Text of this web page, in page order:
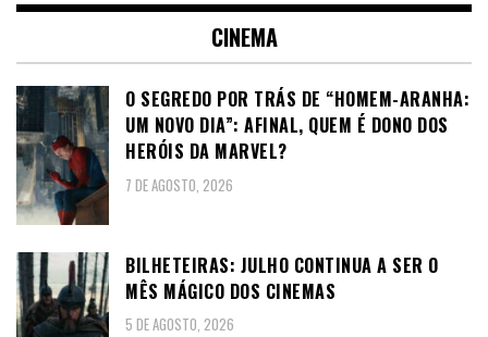
CINEMA
O SEGREDO POR TRÁS DE “HOMEM-ARANHA:
UM NOVO DIA”: AFINAL, QUEM É DONO DOS
HERÓIS DA MARVEL?
7 DE AGOSTO, 2026
BILHETEIRAS: JULHO CONTINUA A SER O
MÊS MÁGICO DOS CINEMAS
5 DE AGOSTO, 2026